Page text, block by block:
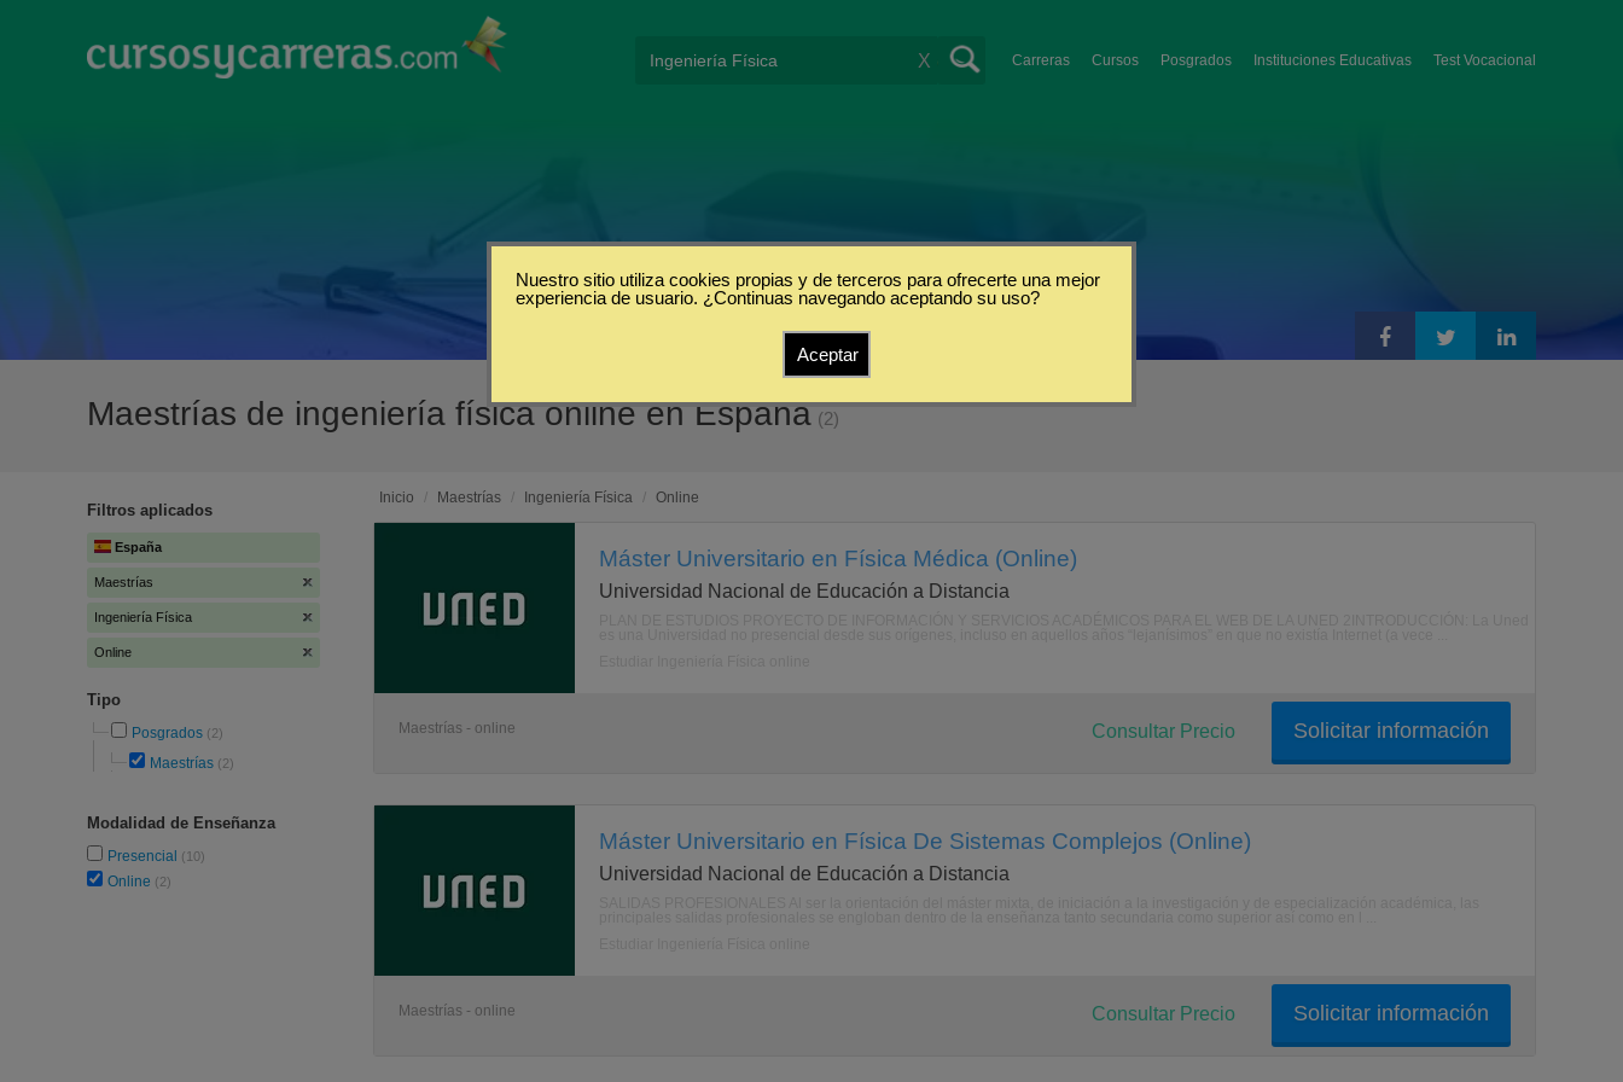
Carreras Cursos Posgrados Instituciones Educativas Test Vocacional
X
Maestrías de ingeniería física online en España (2)
Filtros aplicados
España
Maestrías
Ingeniería Física
Online
Tipo
Posgrados (2)
Maestrías (2)
Modalidad de Enseñanza
Presencial (10)
Online (2)
Inicio / Maestrías / Ingeniería Física / Online
Máster Universitario en Física Médica (Online)
Universidad Nacional de Educación a Distancia
Maestrías - online Solicitar información
Consultar Precio
Máster Universitario en Física De Sistemas Complejos (Online)
Universidad Nacional de Educación a Distancia
Maestrías - online Solicitar información
Consultar Precio
Nuestro sitio utiliza cookies propias y de terceros para ofrecerte una mejor
experiencia de usuario. ¿Continuas navegando aceptando su uso?
Aceptar